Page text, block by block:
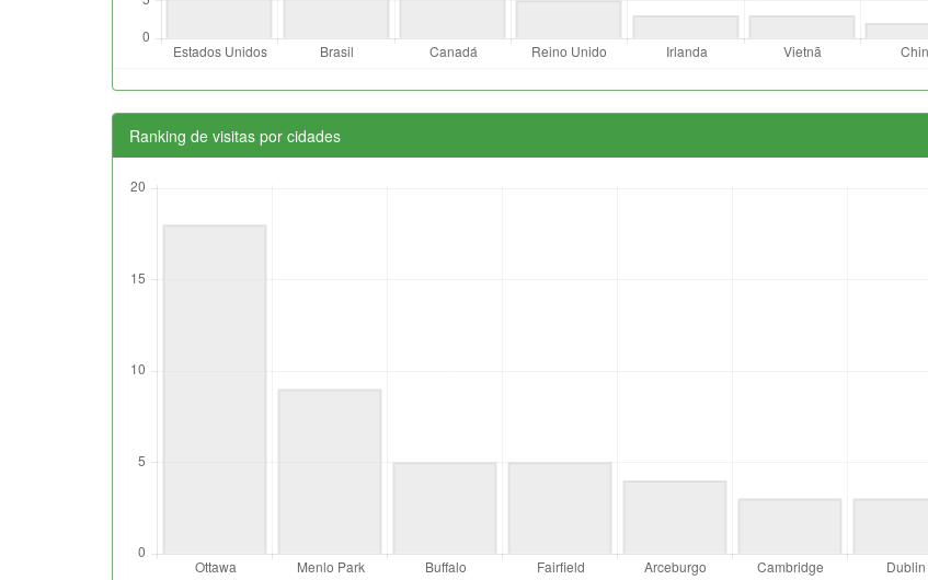
Ranking de visitas por cidades